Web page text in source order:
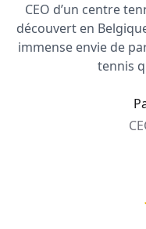
CEO d’un centre
découvert en
immense envie de
tennis